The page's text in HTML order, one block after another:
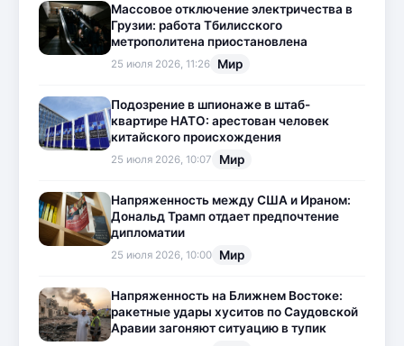
Массовое отключение электричества в
Грузии: работа Тбилисского
метрополитена приостановлена
25 июля 2026, 11:26 Мир
Подозрение в шпионаже в штаб-
квартире НАТО: арестован человек
китайского происхождения
25 июля 2026, 10:07 Мир
Напряженность между США и Ираном:
Дональд Трамп отдает предпочтение
дипломатии
25 июля 2026, 10:00 Мир
Напряженность на Ближнем Востоке:
ракетные удары хуситов по Саудовской
Аравии загоняют ситуацию в тупик